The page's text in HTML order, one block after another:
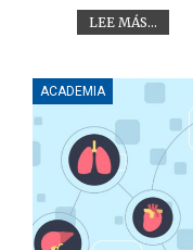
LEE MÁS...
ACADEMIA